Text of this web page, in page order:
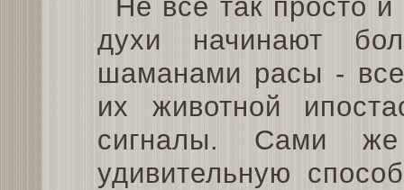
Не все так просто
духи начинают
шаманами расы -
их животной
сигналы. Сами
удивительную